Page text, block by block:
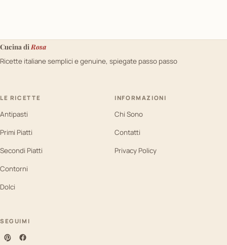
Cucina di Rosa
Ricette italiane semplici e genuine, spiegate passo passo
LE RICETTE
Antipasti
Primi Piatti
Secondi Piatti
Contorni
Dolci
INFORMAZIONI
Chi Sono
Contatti
Privacy Policy
SEGUIMI